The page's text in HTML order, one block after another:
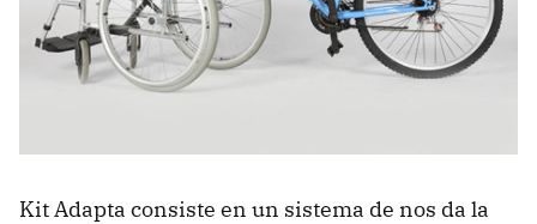
Kit Adapta consiste en un sistema de nos da la